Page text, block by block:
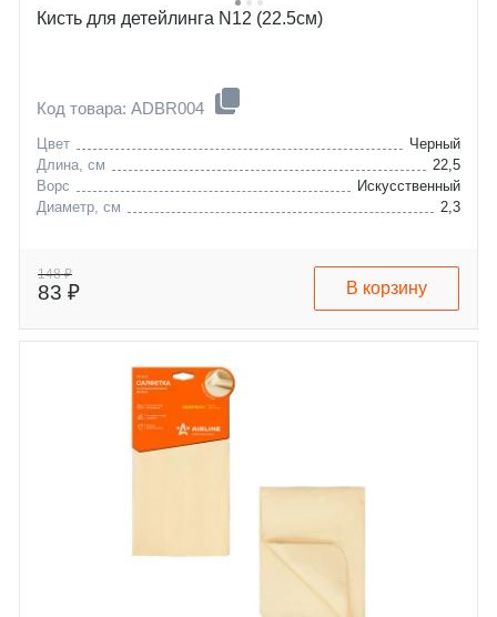
Кисть для детейлинга N12 (22.5см)
Код товара: ADBR004
Цвет
Черный
Длина, см
22,5
Ворс
Искусственный
Диаметр, см
2,3
148 ₽
83 ₽ В корзину